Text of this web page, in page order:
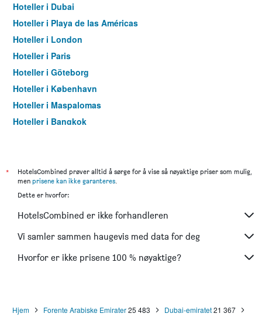
Hoteller i Dubai
Hoteller i Playa de las Américas
Hoteller i London
Hoteller i Paris
Hoteller i Göteborg
Hoteller i København
Hoteller i Maspalomas
Hoteller i Bangkok
*
HotelsCombined prøver alltid å sørge for å vise så nøyaktige priser som mulig,
men prisene kan ikke garanteres.
Dette er hvorfor:
HotelsCombined er ikke forhandleren
Vi samler sammen haugevis med data for deg
Hvorfor er ikke prisene 100 % nøyaktige?
Hjem Forente Arabiske Emirater25 483 Dubai-emiratet21 367